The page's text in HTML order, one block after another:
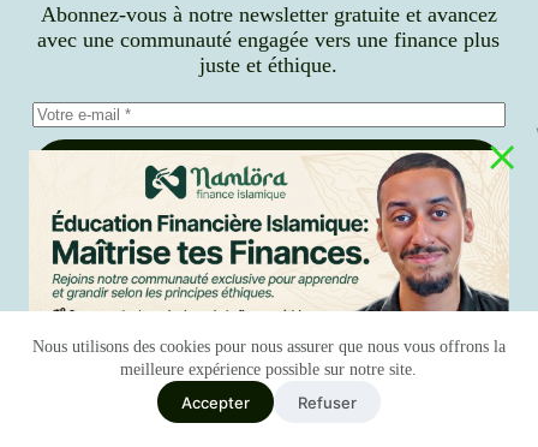
Nous utilisons des cookies pour nous assurer que nous vous offrons la
meilleure expérience possible sur notre site.
Accepter Refuser
Abonnez-vous à notre newsletter gratuite et avancez
avec une communauté engagée vers une finance plus
juste et éthique.
S’inscrire
J’accepte la politique de confidentialité